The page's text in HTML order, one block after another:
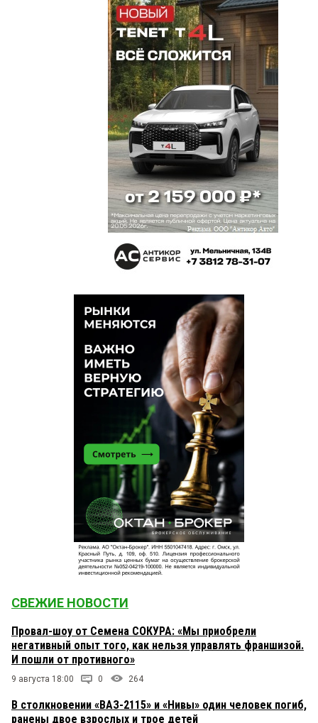
СВЕЖИЕ НОВОСТИ
Провал-шоу от Семена СОКУРА: «Мы приобрели
негативный опыт того, как нельзя управлять франшизой.
И пошли от противного»
9 августа 18:00 0 264
В столкновении «ВАЗ-2115» и «Нивы» один человек погиб,
ранены двое взрослых и трое детей